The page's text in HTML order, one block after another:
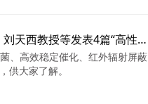
朱美芳院士、楼雄文院士、丁彬教授、刘天西教授等发表4篇“高性能纤维”顶刊文章！
、高效稳定催化、红外辐射屏蔽
供大家了解。